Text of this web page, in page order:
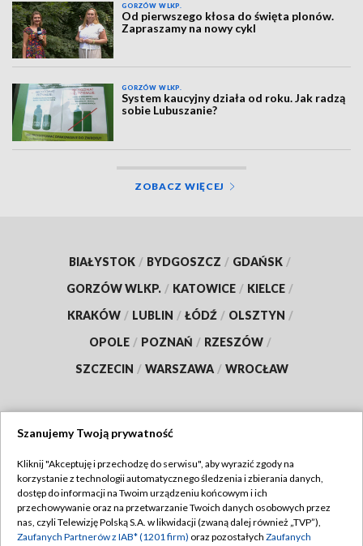
GORZÓW WLKP.
Od pierwszego kłosa do święta plonów.
Zapraszamy na nowy cykl
GORZÓW WLKP.
System kaucyjny działa od roku. Jak radzą
sobie Lubuszanie?
ZOBACZ WIĘCEJ
BIAŁYSTOK / BYDGOSZCZ / GDAŃSK /
GORZÓW WLKP. / KATOWICE / KIELCE /
KRAKÓW / LUBLIN / ŁÓDŹ / OLSZTYN /
OPOLE / POZNAŃ / RZESZÓW /
SZCZECIN / WARSZAWA / WROCŁAW
TVP
Abonament TVP
Emisja w TVP
Regulamin TVP
Polityka prywatności
Szanujemy Twoją prywatność
Kliknij "Akceptuję i przechodzę do serwisu", aby wyrazić zgody na
korzystanie z technologii automatycznego śledzenia i zbierania danych,
dostęp do informacji na Twoim urządzeniu końcowym i ich
przechowywanie oraz na przetwarzanie Twoich danych osobowych przez
nas, czyli Telewizję Polską S.A. w likwidacji (zwaną dalej również „TVP”),
Zaufanych Partnerów z IAB* (1201 firm) oraz pozostałych Zaufanych